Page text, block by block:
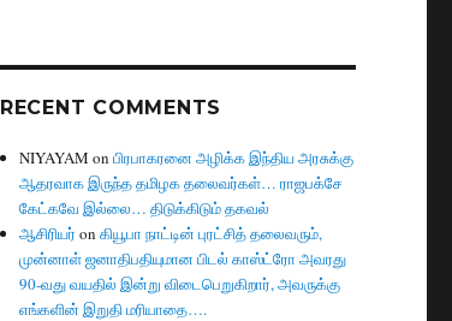
RECENT COMMENTS
NIYAYAM onபிரபாகரனை அழிக்க இந்திய அரசுக்கு
ஆதரவாக இருந்த தமிழக தலைவர்கள்… ராஜபக்சே
கேட்கவே இல்லை… திடுக்கிடும் தகவல்
ஆசிரியர் onகியூபா நாட்டின் புரட்சித் தலைவரும்,
முன்னாள் ஜனாதிபதியுமான பிடல் காஸ்ட்ரோ அவரது
90-வது வயதில் இன்று விடைபெறுகிறார், அவருக்கு
எங்களின் இறுதி மரியாதை….